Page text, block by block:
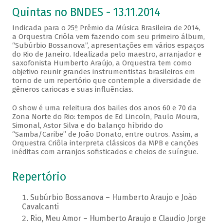
Quintas no BNDES - 13.11.2014
Indicada para o 25º Prêmio da Música Brasileira de 2014,
a Orquestra Criôla vem fazendo com seu primeiro álbum,
“Subúrbio Bossanova”, apresentações em vários espaços
do Rio de Janeiro. Idealizada pelo maestro, arranjador e
saxofonista Humberto Araújo, a Orquestra tem como
objetivo reunir grandes instrumentistas brasileiros em
torno de um repertório que contemple a diversidade de
gêneros cariocas e suas influências.
O show é uma releitura dos bailes dos anos 60 e 70 da
Zona Norte do Rio: tempos de Ed Lincoln, Paulo Moura,
Simonal, Astor Silva e do balanço híbrido do
“Samba/Caribe” de João Donato, entre outros. Assim, a
Orquestra Criôla interpreta clássicos da MPB e canções
inéditas com arranjos sofisticados e cheios de suíngue.
Repertório
Subúrbio Bossanova – Humberto Araujo e João
Cavalcanti
Rio, Meu Amor – Humberto Araujo e Claudio Jorge